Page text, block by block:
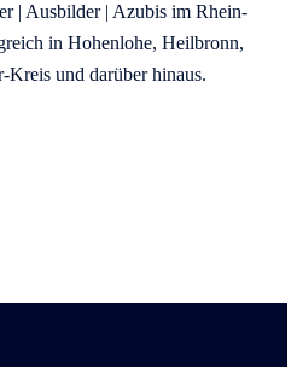
| Ausbilder | Azubis im Rhein-
in Hohenlohe, Heilbronn,
und darüber hinaus.